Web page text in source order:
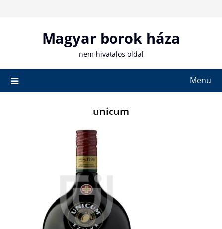
Magyar borok háza
nem hivatalos oldal
Menu
unicum